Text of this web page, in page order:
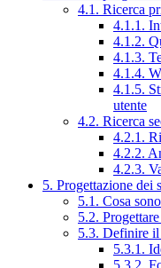
4.1. Ricerca
4.1.1.
4.1.2.
4.1.3.
4.1.4.
4.1.5.
utente
4.2. Ricerca
4.2.1.
4.2.2.
4.2.3.
5. Progettazione dei
5.1. Cosa
5.2.
5.3. Definire
5.3.1.
5.3.2.